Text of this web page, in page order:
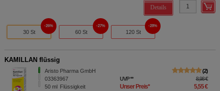
Details
30 St
26%
60 St
27%
120 St
28%
KAMILLAN flüssig
Aristo Pharma GmbH
03363967
50 ml Flüssigkeit
2
UVP** 8,98 €
Unser Preis* 5,55 €